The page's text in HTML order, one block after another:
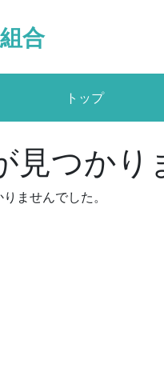
合
トップ
見つかり
ませんでした。